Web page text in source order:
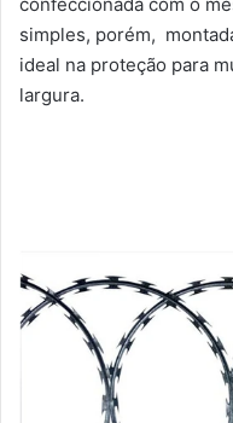
simples, porém,
ideal na proteção para
largura.